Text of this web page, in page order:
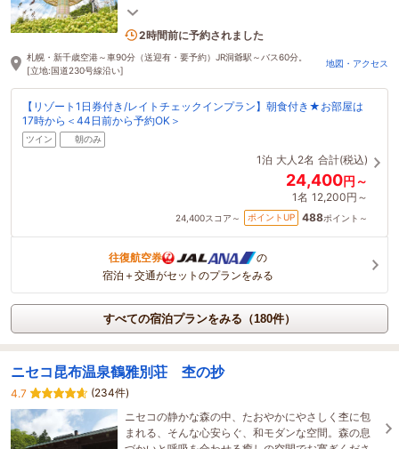
8/1、8/8～8/15は期間限定ナイター遊園地も営業♪
2名がこの宿を見ています
2時間前に予約されました
札幌・新千歳空港～車90分（送迎有・要予約）JR洞爺駅～バス60分。
[立地:国道230号線沿い]
地図・アクセス
【リゾート1日券付き/レイトチェックインプラン】朝食付き★お部屋は
17時から＜44日前から予約OK＞
ツイン 朝のみ
1泊 大人2名 合計(税込)
24,400円～
1名 12,200円～
24,400スコア～ ポイントUP 488ポイント～
往復航空券
の
宿泊＋交通がセットのプランをみる
すべての宿泊プランをみる（180件）
ニセコ昆布温泉鶴雅別荘 杢の抄
4.7
(234件)
ニセコの静かな森の中、たおやかにやさしく杢に包
まれる、そんな心安らぐ、和モダンな空間。森の息